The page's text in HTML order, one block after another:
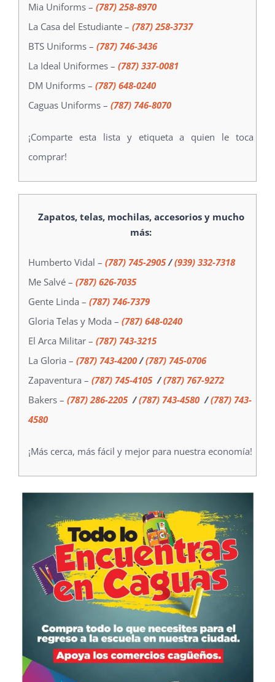
Mia Uniforms – (787) 258-8970
La Casa del Estudiante – (787) 258-3737
BTS Uniforms – (787) 746-3436
La Ideal Uniformes – (787) 337-0081
DM Uniforms – (787) 648-0240
Caguas Uniforms – (787) 746-8070
¡Comparte esta lista y etiqueta a quien le toca
comprar!
Zapatos, telas, mochilas, accesorios y mucho
más:
Humberto Vidal – (787) 745-2905/(939) 332-7318
Me Salvé – (787) 626-7035
Gente Linda – (787) 746-7379
Gloria Telas y Moda – (787) 648-0240
El Arca Militar – (787) 743-3215
La Gloria – (787) 743-4200 / (787) 745-0706
Zapaventura – (787) 745-4105 / (787) 767-9272
Bakers – (787) 286-2205 / (787) 743-4580 / (787) 743-
4580
¡Más cerca, más fácil y mejor para nuestra economía!